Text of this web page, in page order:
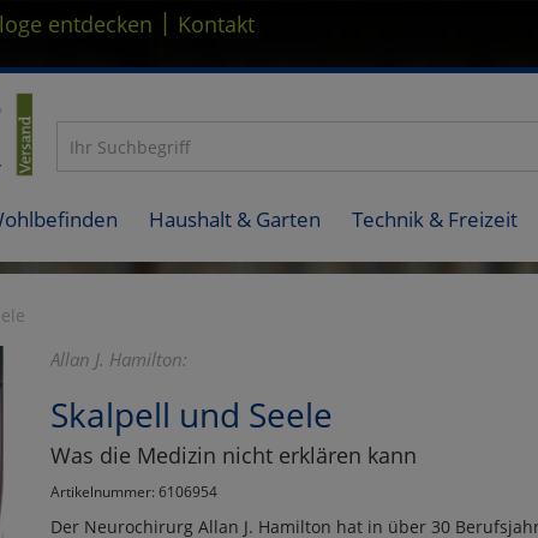
entdecken | Kontakt
Haushalt & Garten Technik & Freizeit
Allan J. Hamilton:
Skalpell und Seele
Was die Medizin nicht erklären kann
Artikelnummer: 6106954
Der Neurochirurg Allan J. Hamilton hat in über 30